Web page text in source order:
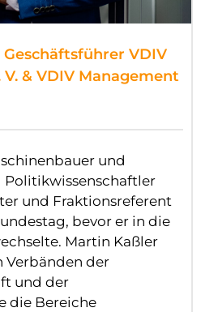
Geschäftsführer VDIV
& VDIV Management
und
Politikwissenschaftler
und Fraktionsreferent
bevor er in die
Martin Kaßler
Verbänden der
und der
die Bereiche